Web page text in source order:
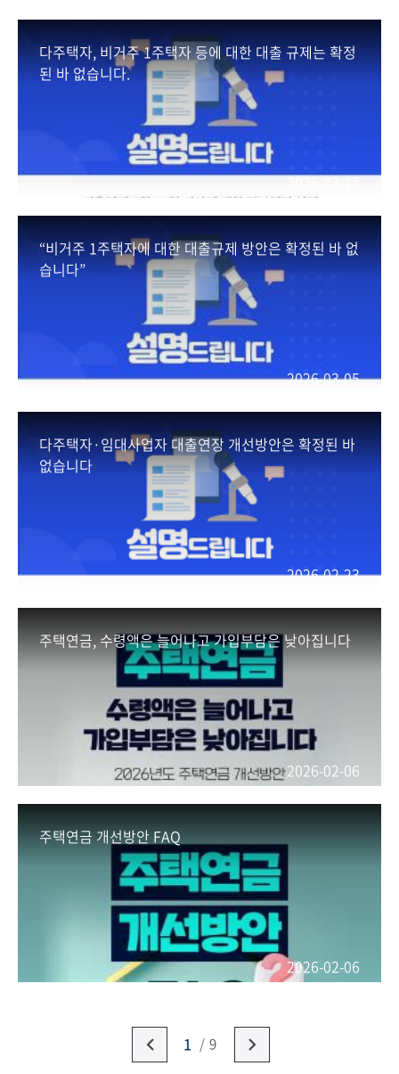
#금융위원회 #금융 #금융위 #금융정책 #금융당국
#규제지역 #주택담보대출 #전세대출
https://blog.naver.com/blogfsc/224041743047
다주택자, 비거주 1주택자 등에 대한 대출 규제는 확정
된 바 없습니다.
2026-03-17
“비거주 1주택자에 대한 대출규제 방안은 확정된 바 없
습니다”
2026-03-05
다주택자·임대사업자 대출연장 개선방안은 확정된 바
없습니다
2026-02-23
주택연금, 수령액은 늘어나고 가입부담은 낮아집니다
2026-02-06
주택연금 개선방안 FAQ
2026-02-06
1 9